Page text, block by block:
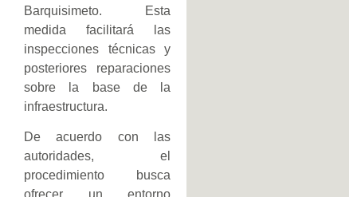
Barquisimeto. Esta
medida facilitará las
inspecciones técnicas y
posteriores reparaciones
sobre la base de la
infraestructura.
De acuerdo con las
autoridades, el
procedimiento busca